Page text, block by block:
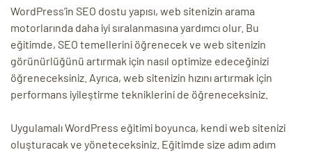
WordPress’in SEO dostu yapısı, web sitenizin arama
motorlarında daha iyi sıralanmasına yardımcı olur. Bu
eğitimde, SEO temellerini öğrenecek ve web sitenizin
görünürlüğünü artırmak için nasıl optimize edeceğinizi
öğreneceksiniz. Ayrıca, web sitenizin hızını artırmak için
performans iyileştirme tekniklerini de öğreneceksiniz.
Uygulamalı WordPress eğitimi boyunca, kendi web sitenizi
oluşturacak ve yöneteceksiniz. Eğitimde size adım adım